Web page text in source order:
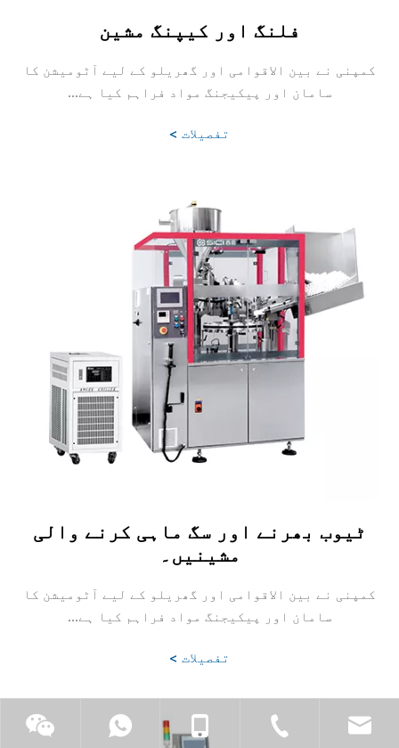
فلنگ اور کیپنگ مشین
کمپنی نے بین الاقوامی اور گھریلو کے لیے آٹومیشن کا
سامان اور پیکیجنگ مواد فراہم کیا ہے...
تفصیلات >
ٹیوب بھرنے اور سگ ماہی کرنے والی
مشینیں۔
کمپنی نے بین الاقوامی اور گھریلو کے لیے آٹومیشن کا
سامان اور پیکیجنگ مواد فراہم کیا ہے...
تفصیلات >